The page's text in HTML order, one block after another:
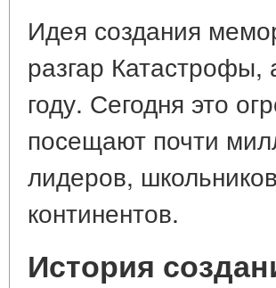
Идея создания
разгар Катастрофы,
году. Сегодня это
посещают почти
лидеров,
континентов.
История